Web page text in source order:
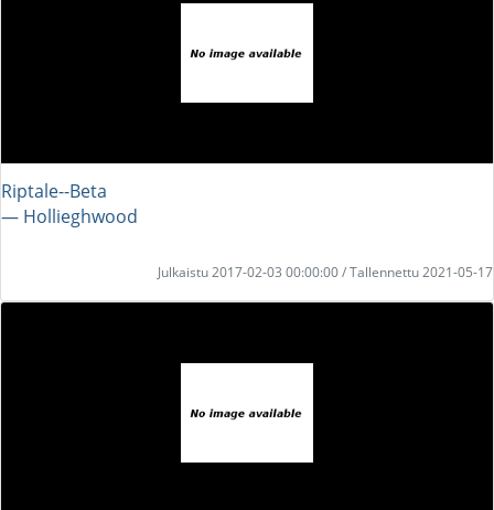
Riptale--Beta
― Hollieghwood
Julkaistu 2017-02-03 00:00:00 / Tallennettu 2021-05-17